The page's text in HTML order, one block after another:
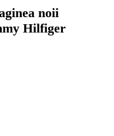
noii
Hilfiger